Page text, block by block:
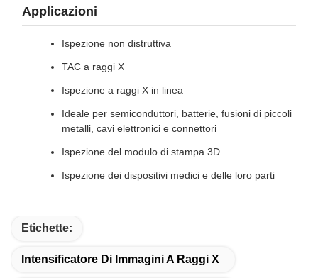
Applicazioni
Ispezione non distruttiva
TAC a raggi X
Ispezione a raggi X in linea
Ideale per semiconduttori, batterie, fusioni di piccoli
metalli, cavi elettronici e connettori
Ispezione del modulo di stampa 3D
Ispezione dei dispositivi medici e delle loro parti
Etichette:
Intensificatore Di Immagini A Raggi X